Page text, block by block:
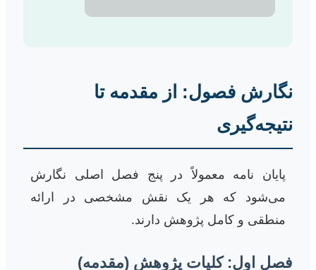
نگارش فصول: از مقدمه تا
نتیجه‌گیری
پایان نامه معمولاً در پنج فصل اصلی نگارش
می‌شود که هر یک نقش مشخصی در ارائه
منطقی و کامل پژوهش دارند.
فصل اول: کلیات پژوهش (مقدمه)